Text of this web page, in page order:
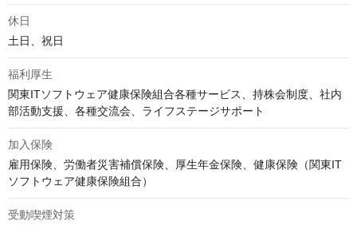
休日
土日、祝日
福利厚生
関東ITソフトウェア健康保険組合各種サービス、持株会制度、社内
部活動支援、各種交流会、ライフステージサポート
加入保険
雇用保険、労働者災害補償保険、厚生年金保険、健康保険（関東IT
ソフトウェア健康保険組合）
受動喫煙対策